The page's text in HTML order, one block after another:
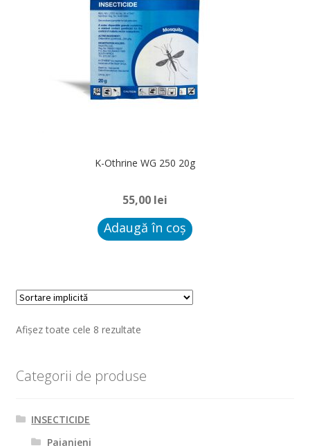
K-Othrine WG 250 20g
55,00 lei
Adaugă în coș
Afișez toate cele 8 rezultate
Categorii de produse
INSECTICIDE
Paianjeni